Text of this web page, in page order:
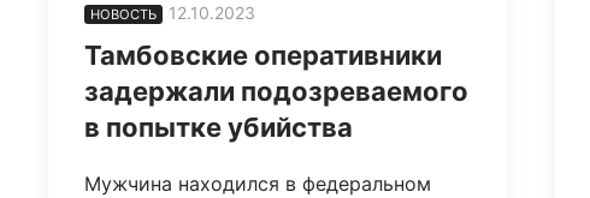
НОВОСТЬ 12.10.2023
Тамбовские оперативники
задержали подозреваемого
в попытке убийства
Мужчина находился в федеральном